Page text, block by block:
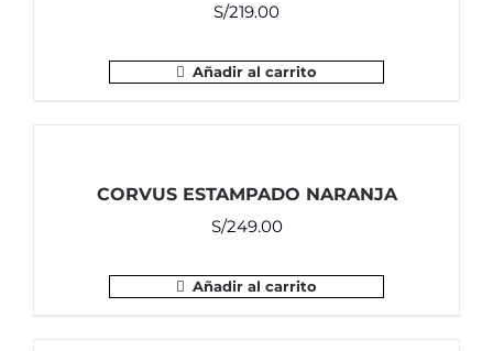
S/219.00
Añadir al carrito
CORVUS ESTAMPADO NARANJA
S/249.00
Añadir al carrito